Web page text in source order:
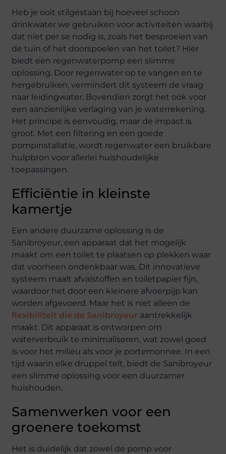
Heb je ooit stilgestaan bij hoeveel schoon
drinkwater we gebruiken voor activiteiten waarbij
dat niet per se nodig is, zoals het besproeien van
de tuin of het doorspoelen van het toilet? Hier
biedt een regenwaterpomp een slimme
oplossing. Door regenwater op te vangen en te
hergebruiken, vermindert dit systeem de vraag
naar leidingwater. Bovendien zorgt het ook voor
een aanzienlijke verlaging van je waterrekening.
Het principe is eenvoudig, maar de impact is
groot. Met een filtering en een goede
pompinstallatie, wordt regenwater een bruikbare
hulpbron voor allerlei huishoudelijke
toepassingen.
Efficiëntie in kleinste
kamertje
Een andere duurzame oplossing is de
Sanibroyeur, een apparaat dat het mogelijk
maakt om een toilet te plaatsen op plekken waar
dat voorheen ondenkbaar was. Dit innovatieve
systeem maalt afvalstoffen en toiletpapier fijn,
waardoor het door een kleinere afvoerpijp kan
worden afgevoerd. Maar het is niet alleen de
flexibiliteit die de Sanibroyeur aantrekkelijk
maakt. Dit apparaat is ontworpen om
waterverbruik te minimaliseren, wat zowel goed
is voor het milieu als voor je portemonnee. In een
tijd waarin elke druppel telt, biedt de Sanibroyeur
een slimme oplossing voor een duurzamer
huishouden.
Samenwerken voor een
groenere toekomst
Het is duidelijk dat zowel de pomp voor